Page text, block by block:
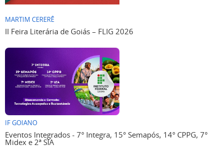
MARTIM CERERÊ
II Feira Literária de Goiás – FLIG 2026
IF GOIANO
Eventos Integrados - 7° Integra, 15° Semapós, 14° CPPG, 7°
Midex e 2ª SIA